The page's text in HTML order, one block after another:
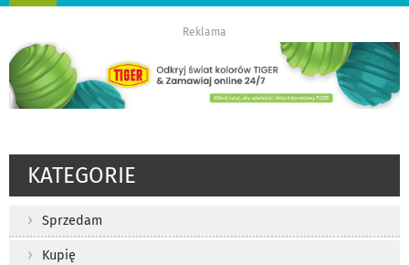
Reklama
KATEGORIE
Sprzedam
Kupię